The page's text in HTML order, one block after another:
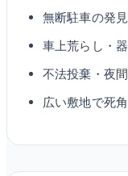
無断駐車の発
車上荒らし・
不法投棄・夜
広い敷地で死